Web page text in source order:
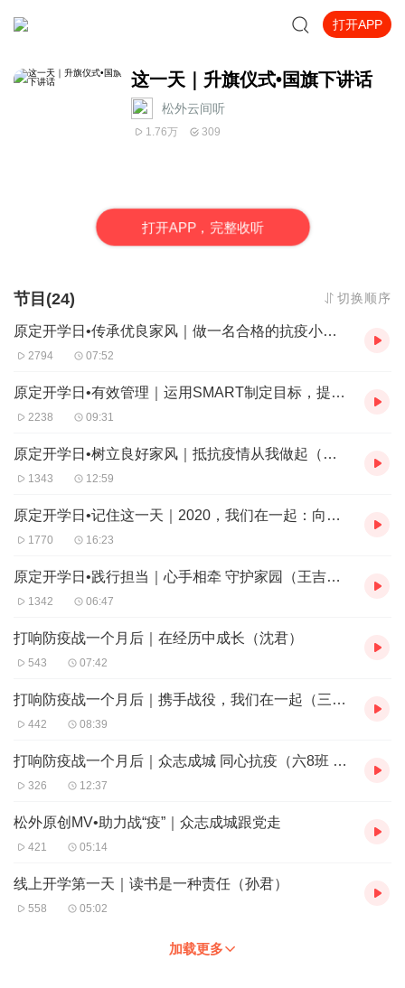
打开APP
这一天｜升旗仪式•国旗下讲话
松外云间听
1.76万 309
打开APP，完整收听
节目(24) 切换顺序
原定开学日•传承优良家风｜做一名合格的抗疫小战士（五5班 王家乐）
2794 07:52
原定开学日•有效管理｜运用SMART制定目标，提高时间效率（八1班 王正豪）
2238 09:31
原定开学日•树立良好家风｜抵抗疫情从我做起（家委主任黄颖）
1343 12:59
原定开学日•记住这一天｜2020，我们在一起：向前一步（金晓燕校长）
1770 16:23
原定开学日•践行担当｜心手相牵 守护家园（王吉群书记）
1342 06:47
打响防疫战一个月后｜在经历中成长（沈君）
543 07:42
打响防疫战一个月后｜携手战役，我们在一起（三11班 张静一）
442 08:39
打响防疫战一个月后｜众志成城 同心抗疫（六8班 陈绮萱）
326 12:37
松外原创MV•助力战“疫”｜众志成城跟党走
421 05:14
线上开学第一天｜读书是一种责任（孙君）
558 05:02
加载更多